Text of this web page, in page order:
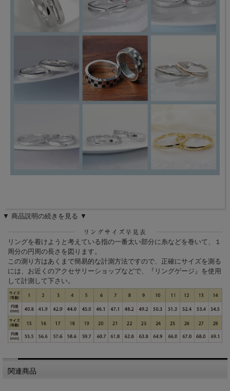
▼ 商品説明の続きを見る ▼
リングを着けようと考えている指の一番太い部分に糸などを巻いて、１
周分の円周の長さを図ります。
この測り方はあくまで簡易的な計測方法ですので、正確にサイズを測る
には、お近くのアクセサリーショップなどで、『リングゲージ』を使用
して計測して下さい。
関連商品